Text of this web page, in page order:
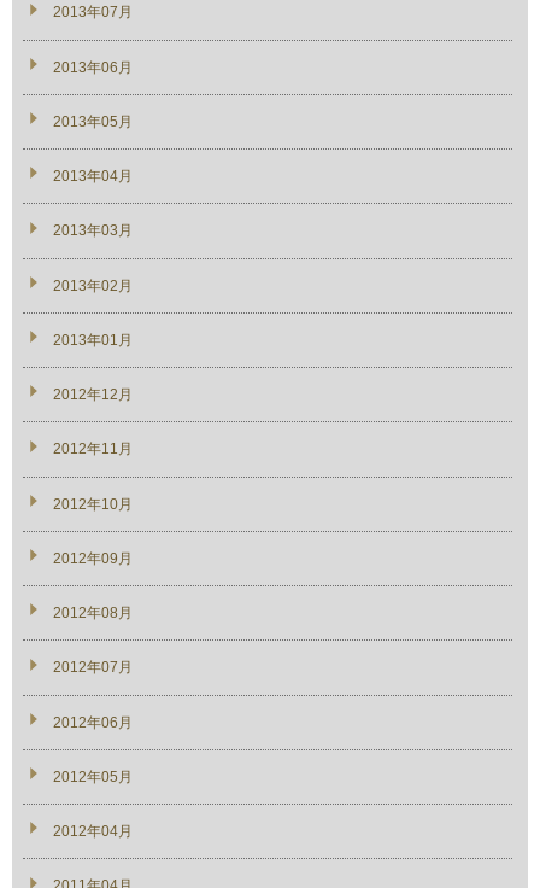
2013年07月
2013年06月
2013年05月
2013年04月
2013年03月
2013年02月
2013年01月
2012年12月
2012年11月
2012年10月
2012年09月
2012年08月
2012年07月
2012年06月
2012年05月
2012年04月